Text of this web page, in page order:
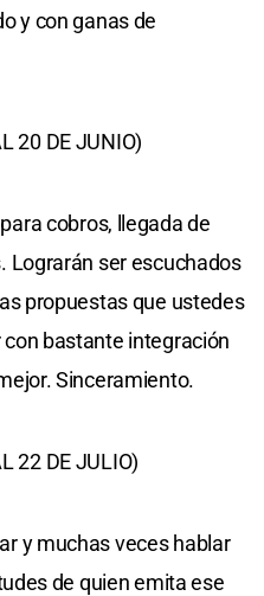
y con ganas de
20 DE JUNIO)
cobros, llegada de
Lograrán ser escuchados
propuestas que ustedes
bastante integración
Sinceramiento.
22 DE JULIO)
y muchas veces hablar
de quien emita ese